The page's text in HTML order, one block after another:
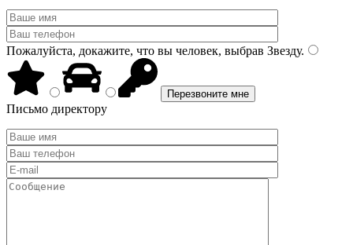
Пожалуйста, докажите, что вы человек, выбрав Звезду.
Письмо директору